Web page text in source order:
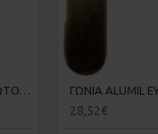
ΓΩΝΙΑ ALOUSYSTEM ΚΑΜΠΥΛΩΤΟΥ 0257
28,52€